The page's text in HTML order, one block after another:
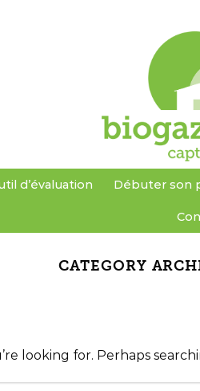
d’évaluation Débuter son
CATEGORY
looking for. Perhaps